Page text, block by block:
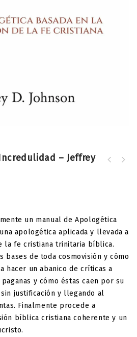
– Jeffrey
un manual de Apologética
apologética aplicada y llevada a
la fe cristiana trinitaria bíblica.
bases de toda cosmovisión y cómo
hacer un abanico de críticas a
y cómo éstas caen por su
justificación y llegando al
Finalmente procede a
bíblica cristiana coherente y un